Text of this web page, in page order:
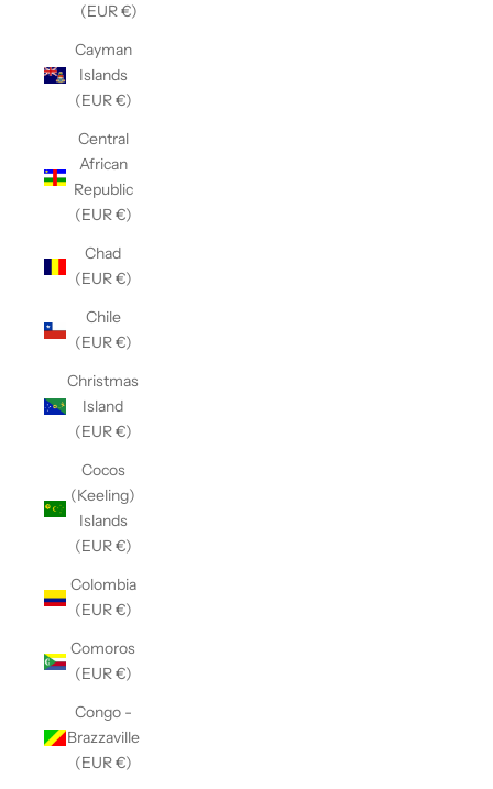
(EUR €)
Cayman
Islands
(EUR €)
Central
African
Republic
(EUR €)
Chad
(EUR €)
Chile
(EUR €)
Christmas
Island
(EUR €)
Cocos
(Keeling)
Islands
(EUR €)
Colombia
(EUR €)
Comoros
(EUR €)
Congo -
Brazzaville
(EUR €)